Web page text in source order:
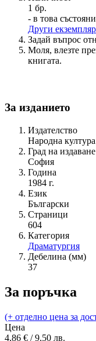
1 бр.
- в това
Други
Задай въпрос
Моля, влезте
книгата.
За изданието
Издателство
Народна култура
Град на издаване
София
Година
1984 г.
Език
Български
Страници
604
Категория
Драматургия
Дебелина (мм)
37
За поръчка
(+ отделно цена за
Цена
4,86 € / 9,50 лв.